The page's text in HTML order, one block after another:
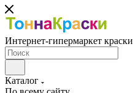
Интернет-гипермаркет краски
Каталог